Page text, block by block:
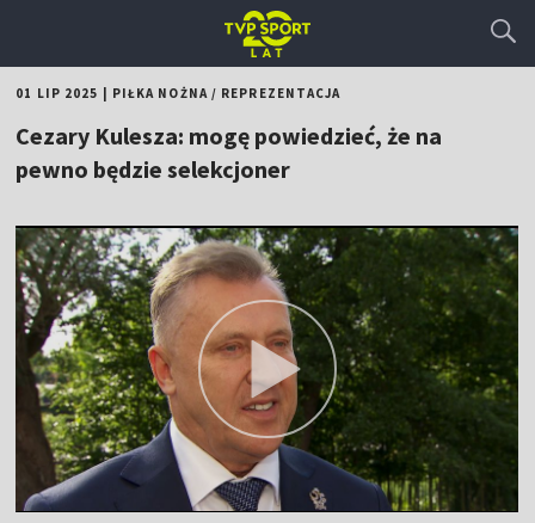
01 LIP 2025 PIŁKA NOŻNA/ REPREZENTACJA
Cezary Kulesza: mogę powiedzieć, że na
pewno będzie selekcjoner